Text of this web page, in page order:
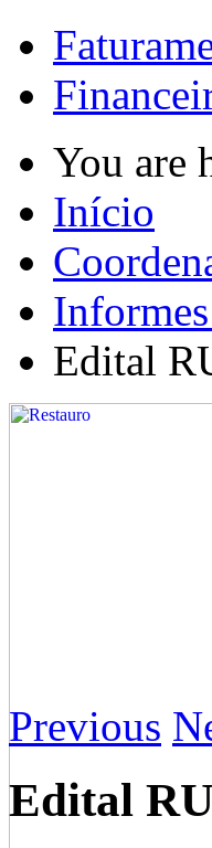
You are
Início
Edital
Previous
Edital